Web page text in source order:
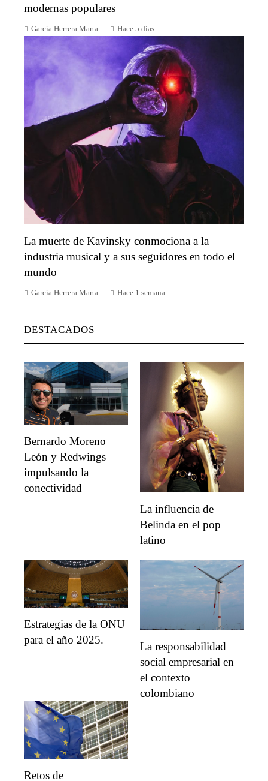
modernas populares
García Herrera Marta Hace 5 días
La muerte de Kavinsky conmociona a la
industria musical y a sus seguidores en todo el
mundo
García Herrera Marta Hace 1 semana
DESTACADOS
Bernardo Moreno
León y Redwings
impulsando la
conectividad
La influencia de
Belinda en el pop
latino
Estrategias de la ONU
para el año 2025.
La responsabilidad
social empresarial en
el contexto
colombiano
Retos de